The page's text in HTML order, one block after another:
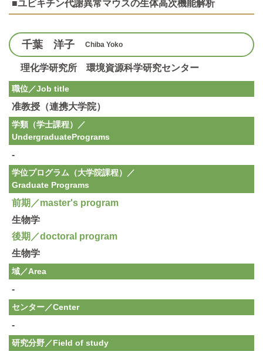
■ユビキチン代謝異常マウスの生体高次機能解析
千葉 洋子 Chiba Yoko
理化学研究所 環境資源科学研究センター
職位／Job title
准教授（連携大学院）
学類（学士課程）／
UndergraduatePrograms
-
学位プログラム（大学院課程）／
Graduate Programs
前期／master's program
生物学
後期／doctoral program
生物学
域／Area
-
センター／Center
-
研究分野／Field of study